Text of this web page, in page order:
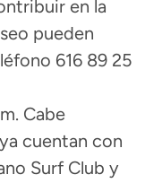
en la
pueden
616 89 25
Cabe
cuentan con
Surf Club y